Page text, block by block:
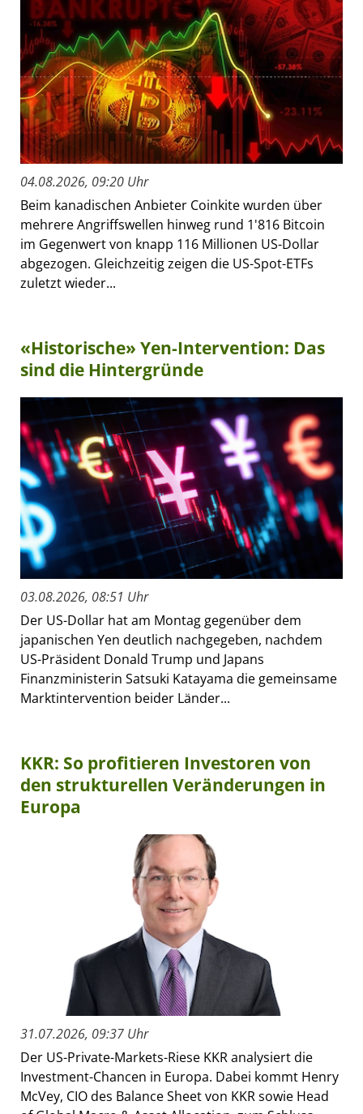
04.08.2026, 09:20 Uhr
Beim kanadischen Anbieter Coinkite wurden über
mehrere Angriffswellen hinweg rund 1'816 Bitcoin
im Gegenwert von knapp 116 Millionen US-Dollar
abgezogen. Gleichzeitig zeigen die US-Spot-ETFs
zuletzt wieder...
«Historische» Yen-Intervention: Das
sind die Hintergründe
03.08.2026, 08:51 Uhr
Der US-Dollar hat am Montag gegenüber dem
japanischen Yen deutlich nachgegeben, nachdem
US-Präsident Donald Trump und Japans
Finanzministerin Satsuki Katayama die gemeinsame
Marktintervention beider Länder...
KKR: So profitieren Investoren von
den strukturellen Veränderungen in
Europa
31.07.2026, 09:37 Uhr
Der US-Private-Markets-Riese KKR analysiert die
Investment-Chancen in Europa. Dabei kommt Henry
McVey, CIO des Balance Sheet von KKR sowie Head